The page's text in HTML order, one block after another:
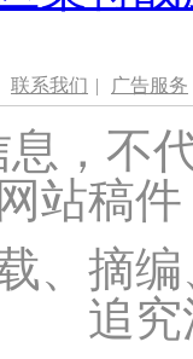
联系我们 | 广告服务
，不
站稿
、摘
追